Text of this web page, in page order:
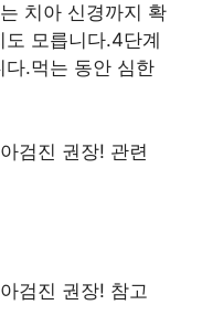
치아 신경까지 확
모릅니다.4단계
다.먹는 동안 심한